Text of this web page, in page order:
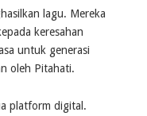
lagu. Mereka
keresahan
untuk generasi
oleh Pitahati.
platform digital.